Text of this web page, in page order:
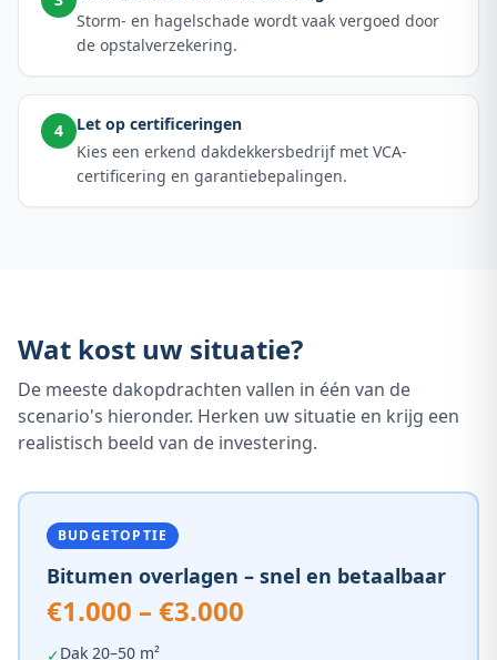
Storm- en hagelschade wordt vaak vergoed door
de opstalverzekering.
4
Let op certificeringen
Kies een erkend dakdekkersbedrijf met VCA-
certificering en garantiebepalingen.
Wat kost uw situatie?
De meeste dakopdrachten vallen in één van de
scenario's hieronder. Herken uw situatie en krijg een
realistisch beeld van de investering.
BUDGETOPTIE
Bitumen overlagen – snel en betaalbaar
€1.000 – €3.000
✓Dak 20–50 m²